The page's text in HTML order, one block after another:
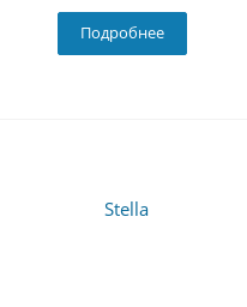
Подробнее
Stella